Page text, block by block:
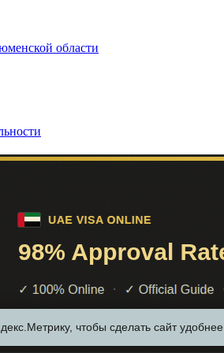
области
Все права защищены.чтобы сделать сайт удобнее.